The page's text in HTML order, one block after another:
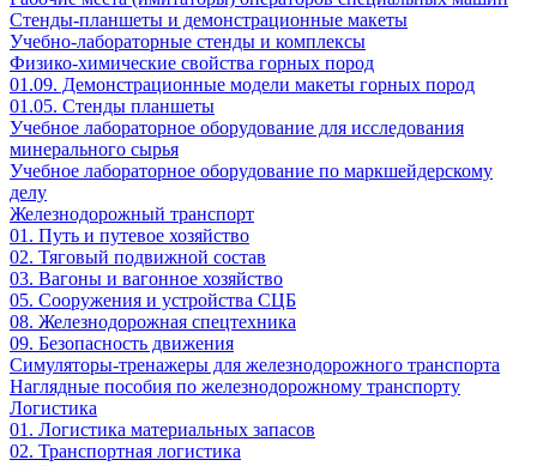
Стенды-планшеты и демонстрационные макеты
Учебно-лабораторные стенды и комплексы
Физико-химические свойства горных пород
01.09. Демонстрационные модели макеты горных пород
01.05. Стенды планшеты
Учебное лабораторное оборудование для исследования
минерального сырья
Учебное лабораторное оборудование по маркшейдерскому
делу
Железнодорожный транспорт
01. Путь и путевое хозяйство
02. Тяговый подвижной состав
03. Вагоны и вагонное хозяйство
05. Сооружения и устройства СЦБ
08. Железнодорожная спецтехника
09. Безопасность движения
Симуляторы-тренажеры для железнодорожного транспорта
Наглядные пособия по железнодорожному транспорту
Логистика
01. Логистика материальных запасов
02. Транспортная логистика